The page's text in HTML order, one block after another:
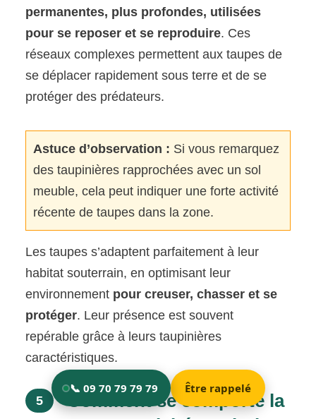
permanentes, plus profondes, utilisées
pour se reposer et se reproduire. Ces
réseaux complexes permettent aux taupes de
se déplacer rapidement sous terre et de se
protéger des prédateurs.
Astuce d’observation : Si vous remarquez
des taupinières rapprochées avec un sol
meuble, cela peut indiquer une forte activité
récente de taupes dans la zone.
Les taupes s’adaptent parfaitement à leur
habitat souterrain, en optimisant leur
environnement pour creuser, chasser et se
protéger. Leur présence est souvent
repérable grâce à leurs taupinières
caractéristiques.
5
Comment se comporte la